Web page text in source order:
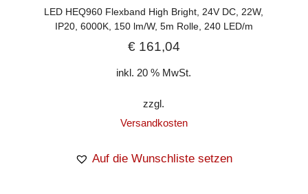
LED HEQ960 Flexband High Bright, 24V DC, 22W,
IP20, 6000K, 150 lm/W, 5m Rolle, 240 LED/m
€161,04
inkl. 20 % MwSt.
zzgl.
Versandkosten
Auf die Wunschliste setzen